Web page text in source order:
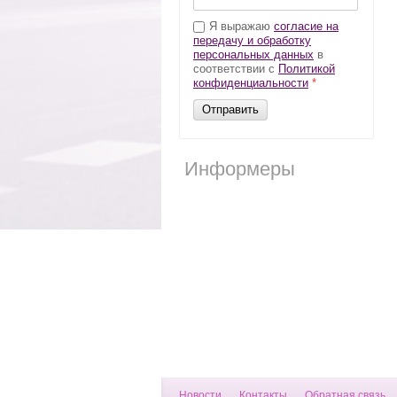
Я выражаю согласие на
передачу и обработку
персональных данных в
соответствии с Политикой
конфиденциальности *
Отправить
Информеры